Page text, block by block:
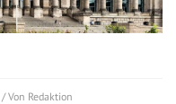
/ Von Redaktion